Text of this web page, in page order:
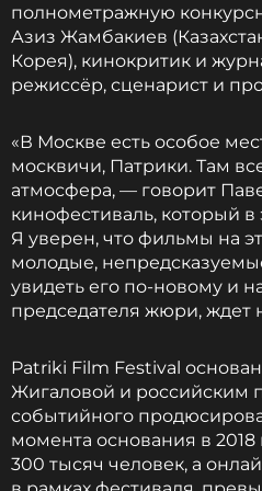
полнометражную
Азиз Жамбакиев
Корея), кинокритик и
режиссёр, сценарист и
«В Москве есть особое
москвичи, Патрики. Там
атмосфера, — говорит
кинофестиваль, который
Я уверен, что фильмы на
молодые,
увидеть его по-новому и
председателя жюри, ждет
Patriki Film Festival
Жигаловой и российским
событийного
момента основания в
300 тысяч человек, а